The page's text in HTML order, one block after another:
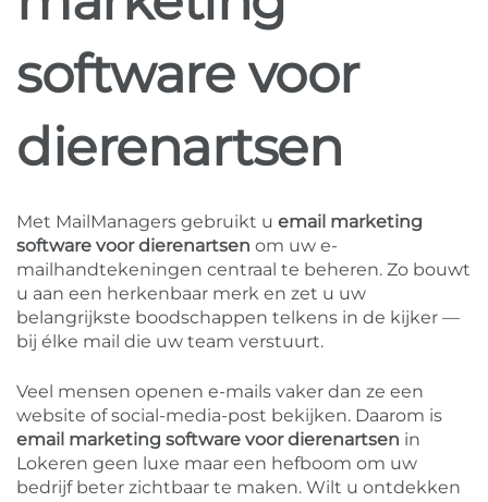
software voor
dierenartsen
Met MailManagers gebruikt u email marketing
software voor dierenartsen om uw e-
mailhandtekeningen centraal te beheren. Zo bouwt
u aan een herkenbaar merk en zet u uw
belangrijkste boodschappen telkens in de kijker —
bij élke mail die uw team verstuurt.
Veel mensen openen e-mails vaker dan ze een
website of social-media-post bekijken. Daarom is
email marketing software voor dierenartsen in
Lokeren geen luxe maar een hefboom om uw
bedrijf beter zichtbaar te maken. Wilt u ontdekken